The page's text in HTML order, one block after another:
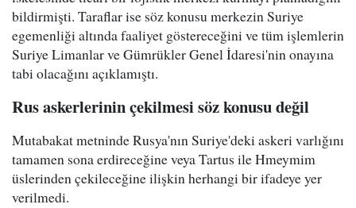
bildirmişti. Taraflar ise söz konusu merkezin Suriye
egemenliği altında faaliyet göstereceğini ve tüm işlemlerin
Suriye Limanlar ve Gümrükler Genel İdaresi'nin onayına
tabi olacağını açıklamıştı.
Rus askerlerinin çekilmesi söz konusu değil
Mutabakat metninde Rusya'nın Suriye'deki askeri varlığını
tamamen sona erdireceğine veya Tartus ile Hmeymim
üslerinden çekileceğine ilişkin herhangi bir ifadeye yer
verilmedi.